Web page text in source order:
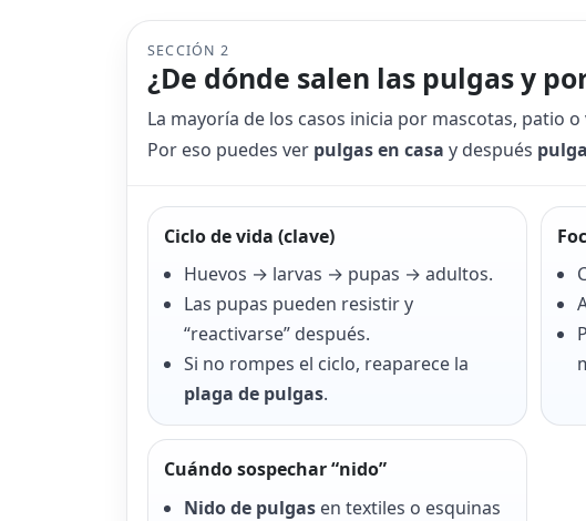
SECCIÓN 2
¿De dónde salen las pulgas y
La mayoría de los casos inicia por mascotas, patio o
Por eso puedes ver pulgas en casa y después
Ciclo de vida (clave)
Huevos → larvas → pupas → adultos.
Las pupas pueden resistir y
“reactivarse” después.
Si no rompes el ciclo, reaparece la
plaga de pulgas.
Cuándo sospechar “nido”
Nido de pulgasen textiles o esquinas